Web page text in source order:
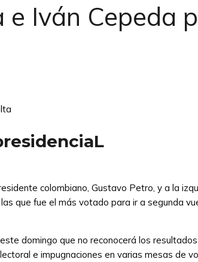
Iván Cepeda
colombiano, Gustavo Petro, y a la
que fue el más votado para ir a segunda
domingo que no reconocerá los
e impugnaciones en varias mesas de